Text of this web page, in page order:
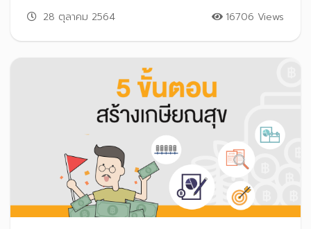
แนวโน้มของราคาหุ้น เหมาะสำหรับมือใหม่ที่ยังไม่รู้จะเริ่มใช้งาน
28 ตุลาคม 2564 16706 Views